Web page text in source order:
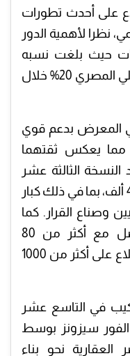
على أحدث تطورات
نظرا لأهمية الدور
حيث بلغت نسبه
مساهمته في اجمالي الناتج المحلي المصري 20% خلال
المعرض بدعم قوي
مما يعكس ثقتهما
الثالثة عشر
حضوراً جماهيريا كبيراً يتجاوز ال40 ألف، بما في ذلك كبار
وصناع القرار. كما
سيوفر المعرض فرص للتواصل مع أكثر من 80
مطورًا عقاريًا، بالإضافة إلى الاطلاع على أكثر من 1000
في التاسع عشر
سيزونز بوسط
نحو بناء